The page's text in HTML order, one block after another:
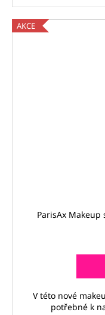
AKCE
ParisAx
V této nové
potřebné k